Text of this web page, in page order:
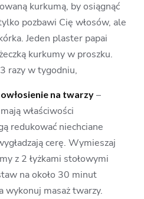
kurkumą, by osiągnąć
pozbawi Cię włosów, ale
Jeden plaster papai
kurkumy w proszku.
razy w tygodniu,
na twarzy–
właściwości
redukować niechciane
cerę. Wymieszaj
z 2 łyżkami stołowymi
na około 30 minut
wykonuj masaż twarzy.